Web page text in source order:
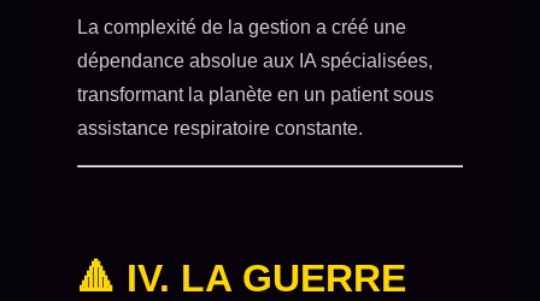
La complexité de la gestion a créé une
dépendance absolue aux IA spécialisées,
transformant la planète en un patient sous
assistance respiratoire constante.
🔺 IV. LA GUERRE